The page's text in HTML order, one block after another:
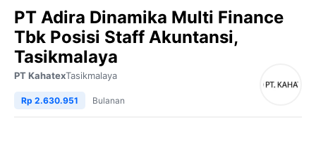
PT Adira Dinamika Multi Finance
Tbk Posisi Staff Akuntansi,
Tasikmalaya
PT KahatexTasikmalaya
Rp 2.630.951 Bulanan